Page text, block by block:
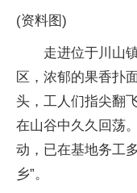
(资料图)
走进位于川山
区，浓郁的果香扑
头，工人们指尖翻
在山谷中久久回荡
动，已在基地务工
乡”。